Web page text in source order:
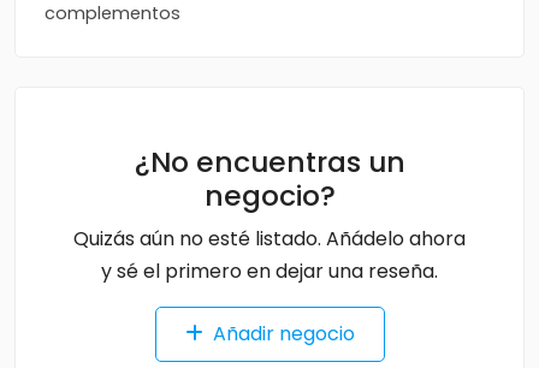
complementos
¿No encuentras un
negocio?
Quizás aún no esté listado. Añádelo ahora
y sé el primero en dejar una reseña.
Añadir negocio